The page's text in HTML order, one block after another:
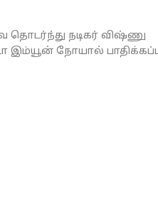
தொடர்ந்து நடிகர் விஷ்ணு
இம்யூன் நோயால்